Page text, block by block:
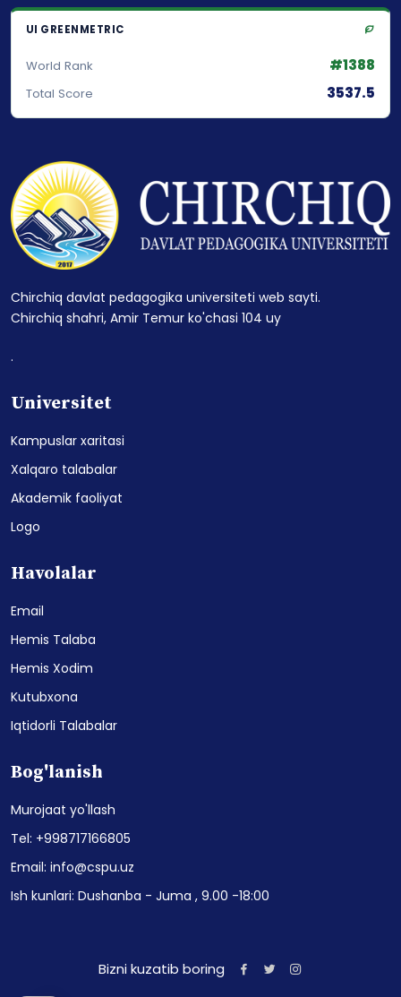
UI GREENMETRIC
World Rank #1388
Total Score 3537.5
Chirchiq davlat pedagogika universiteti web sayti.
Chirchiq shahri, Amir Temur ko'chasi 104 uy
.
Universitet
Kampuslar xaritasi
Xalqaro talabalar
Akademik faoliyat
Logo
Havolalar
Email
Hemis Talaba
Hemis Xodim
Kutubxona
Iqtidorli Talabalar
Bog'lanish
Murojaat yo'llash
Tel: +998717166805
Email: info@cspu.uz
Ish kunlari: Dushanba - Juma , 9.00 -18:00
Bizni kuzatib boring